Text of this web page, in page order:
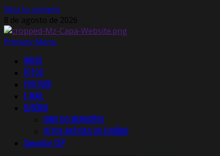
Skip to content
8 de agosto de 2026
Primary Menu
INÍCIO
FOTOS
YOUTUBE
E-MAIL
EUSÉBIO
HINO DO MUNICÍPIO
FOTOS ANTIGAS DO EUSÉBIO
Consultar CEP